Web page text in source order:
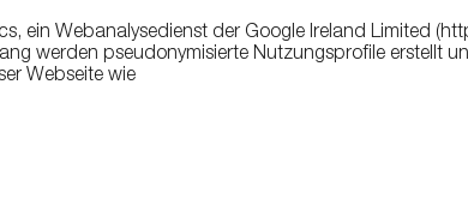
ein Webanalysedienst der Google Ireland Limited
werden pseudonymisierte Nutzungsprofile erstellt
Webseite wie